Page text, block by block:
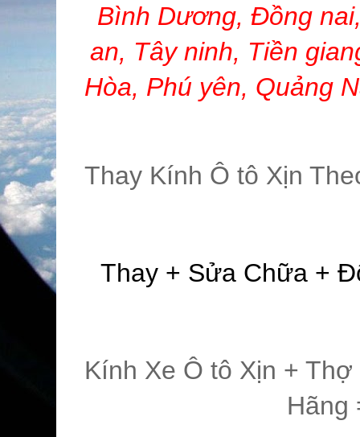
Bình Dương, Đồng
an, Tây ninh, Tiền
Hòa, Phú yên, Quảng
Thay Kính Ô tô Xịn
Thay + Sửa Chữa +
Kính Xe Ô tô Xịn +
Hãng